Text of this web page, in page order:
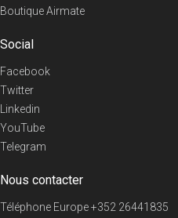
Boutique Airmate
Social
Facebook
Twitter
Linkedin
YouTube
Telegram
Nous contacter
Téléphone Europe+352 26441835